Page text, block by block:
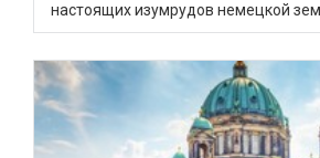
настоящих изумрудов немецкой